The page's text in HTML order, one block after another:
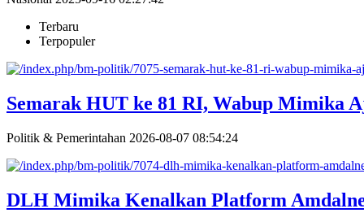
Terbaru
Terpopuler
Semarak HUT ke 81 RI, Wabup Mimika
Politik & Pemerintahan 2026-08-07 08:54:24
DLH Mimika Kenalkan Platform